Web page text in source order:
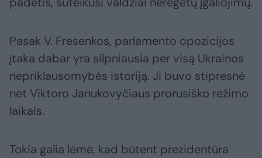
Pasak V. Fresenkos, parlamento opozicijos
įtaka dabar yra silpniausia per visą Ukrainos
nepriklausomybės istoriją. Ji buvo stipresnė
net Viktoro Janukovyčiaus prorusiško režimo
laikais.
Tokia galia lėmė, kad būtent prezidentūra